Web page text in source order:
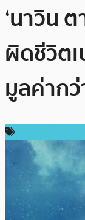
‘นาวิน
ผิดชีวิต
มูลค่าก